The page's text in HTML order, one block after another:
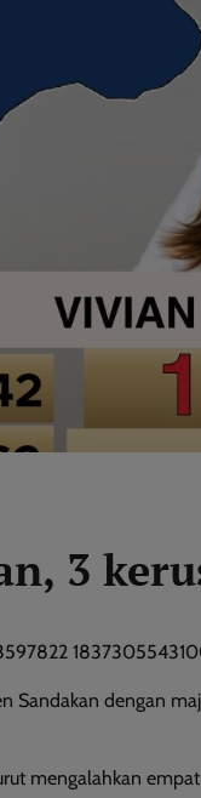
3
Sandakan dengan
mengalahkan